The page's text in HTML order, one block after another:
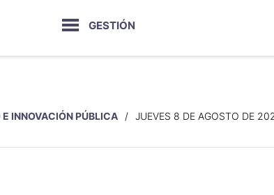
GESTIÓN
E INNOVACIÓN PÚBLICA JUEVES 8 DE AGOSTO DE